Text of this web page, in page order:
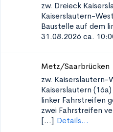
zw. Dreieck
Kaiserslautern-
Baustelle auf dem
31.08.2026 ca.
Metz/Saarbrücken
zw. Kaiserslautern-
Kaiserslautern (16a)
linker Fahrstreifen
zwei Fahrstreifen
[...] Details...